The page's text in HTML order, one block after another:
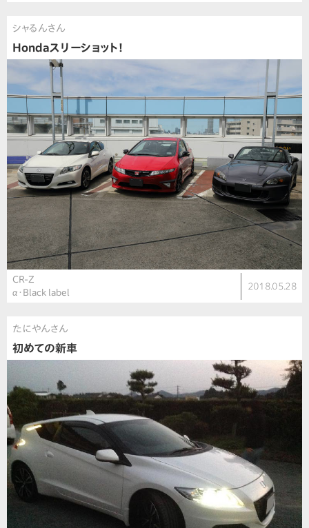
シャるんさん
Hondaスリーショット！
CR-Z
α・Black label
2018.05.28
たにやんさん
初めての新車